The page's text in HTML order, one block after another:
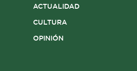
ACTUALIDAD
CULTURA
OPINIÓN